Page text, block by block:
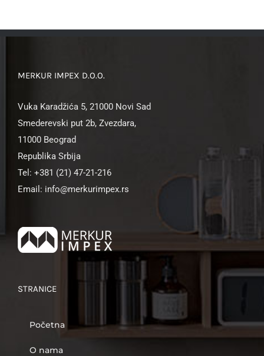
MERKUR IMPEX D.O.O.
Vuka Karadžića 5, 21000 Novi Sad
Smederevski put 2b, Zvezdara,
11000 Beograd
Republika Srbija
Tel: +381 (21) 47-21-216
Email: info@merkurimpex.rs
STRANICE
Početna
O nama